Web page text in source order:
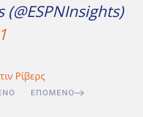
Ρίβερς
ΕΠΌΜΕΝΟ